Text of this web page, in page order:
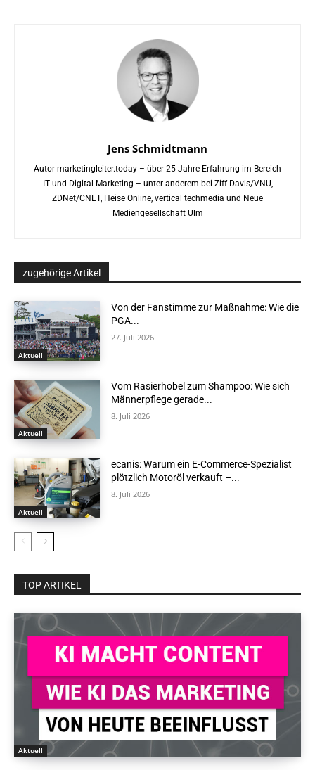
Jens Schmidtmann
Autor marketingleiter.today – über 25 Jahre Erfahrung im Bereich
IT und Digital-Marketing – unter anderem bei Ziff Davis/VNU,
ZDNet/CNET, Heise Online, vertical techmedia und Neue
Mediengesellschaft Ulm
zugehörige Artikel
Aktuell
Von der Fanstimme zur Maßnahme: Wie die
PGA...
27. Juli 2026
Aktuell
Vom Rasierhobel zum Shampoo: Wie sich
Männerpflege gerade...
8. Juli 2026
Aktuell
ecanis: Warum ein E-Commerce-Spezialist
plötzlich Motoröl verkauft –...
8. Juli 2026
TOP ARTIKEL
Aktuell